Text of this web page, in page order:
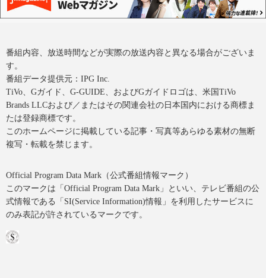
番組内容、放送時間などが実際の放送内容と異なる場合がございま
す。
番組データ提供元：IPG Inc.
TiVo、Gガイド、G-GUIDE、およびGガイドロゴは、米国TiVo
Brands LLCおよび／またはその関連会社の日本国内における商標ま
たは登録商標です。
このホームページに掲載している記事・写真等あらゆる素材の無断
複写・転載を禁じます。
Official Program Data Mark（公式番組情報マーク）
このマークは「Official Program Data Mark」といい、テレビ番組の公
式情報である「SI(Service Information)情報」を利用したサービスに
のみ表記が許されているマークです。